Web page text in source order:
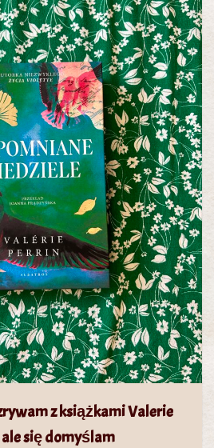
z książkami Valerie
się domyślam